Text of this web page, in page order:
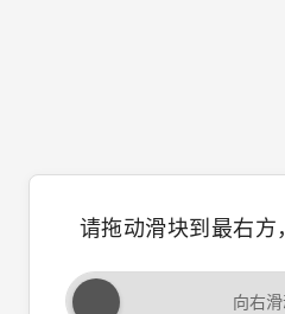
请拖动滑块到最右
向右